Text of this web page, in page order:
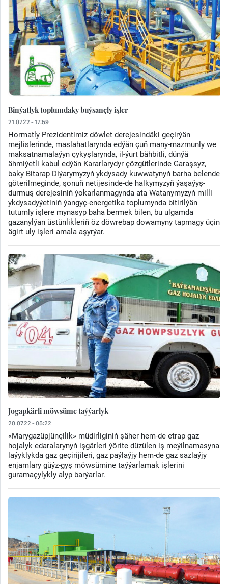
Binýatlyk toplumdaky buýsançly işler
21.07.22 - 17:59
Hormatly Prezidentimiz döwlet derejesindäki geçirýän
mejlislerinde, maslahatlarynda edýän çuň many-mazmunly we
maksatnamalaýyn çykyşlarynda, il-ýurt bähbitli, dünýä
ähmiýetli kabul edýän Kararlarydyr çözgütlerinde Garaşsyz,
baky Bitarap Diýarymyzyň ykdysady kuwwatynyň barha belende
göterilmeginde, şonuň netijesinde-de halkymyzyň ýaşaýyş-
durmuş derejesiniň ýokarlanmagynda ata Watanymyzyň milli
ykdysadyýetiniň ýangyç-energetika toplumynda bitirilýän
tutumly işlere mynasyp baha bermek bilen, bu ulgamda
gazanylýan üstünlikleriň öz döwrebap dowamyny tapmagy üçin
ägirt uly işleri amala aşyrýar.
Jogapkärli möwsüme taýýarlyk
20.07.22 - 05:22
«Marygazüpjünçilik» müdirliginiň şäher hem-de etrap gaz
hojalyk edaralarynyň işgärleri ýörite düzülen iş meýilnamasyna
laýyklykda gaz geçirijileri, gaz paýlaýjy hem-de gaz sazlaýjy
enjamlary güýz-gyş möwsümine taýýarlamak işlerini
guramaçylykly alyp barýarlar.